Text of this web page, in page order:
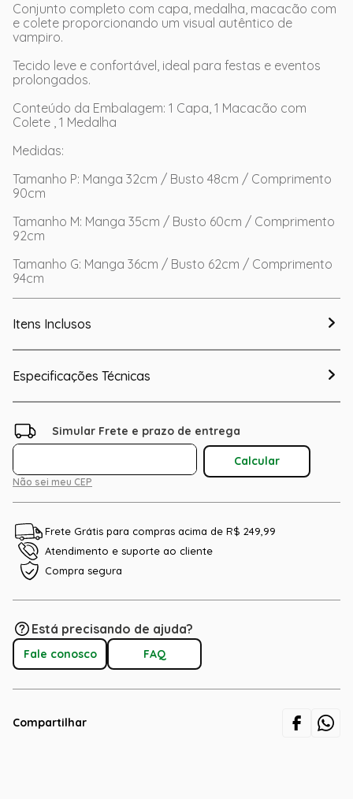
Conjunto completo com capa, medalha, macacão com
e colete proporcionando um visual autêntico de
vampiro.
Tecido leve e confortável, ideal para festas e eventos
prolongados.
Conteúdo da Embalagem: 1 Capa, 1 Macacão com
Colete , 1 Medalha
Medidas:
Tamanho P: Manga 32cm / Busto 48cm / Comprimento
90cm
Tamanho M: Manga 35cm / Busto 60cm / Comprimento
92cm
Tamanho G: Manga 36cm / Busto 62cm / Comprimento
94cm
Itens Inclusos
Especificações Técnicas
Não sei meu CEP
Frete Grátis para compras acima de R$ 249,99
Atendimento e suporte ao cliente
Compra segura
Está precisando de ajuda?
Fale conosco FAQ
Compartilhar